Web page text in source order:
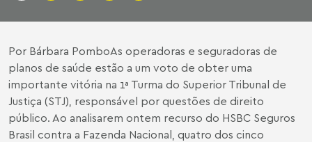
Por Bárbara PomboAs operadoras e seguradoras de
planos de saúde estão a um voto de obter uma
importante vitória na 1ª Turma do Superior Tribunal de
Justiça (STJ), responsável por questões de direito
público. Ao analisarem ontem recurso do HSBC Seguros
Brasil contra a Fazenda Nacional, quatro dos cinco